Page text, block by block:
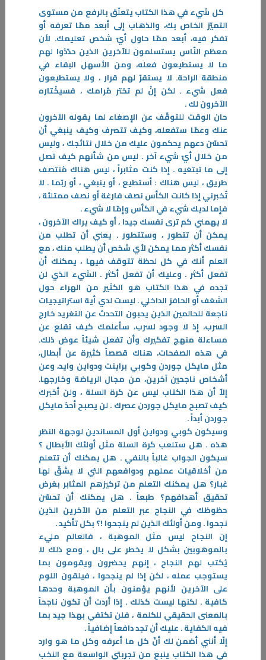
صوت الاحتفال بالوطن. غير أن الوطنية في جوهرها
الكويتيون فرجانهم ومهنهم
الكتاب عبارة عن رسالة موجه لأبنائنا الذين لا يعرفون عن سيرة حياة الأوائل
وما هي عيشتهم ووضعهم بالماضي القريب الذي هو ما قبل النفط، فكانت
منازلهم ودواوينهم ودكاكينهم أكثرها من منتوج بلدهم
علاج التفكير الضاغط
إن الأشخاص الذين يعانون من التوتر وفرط التفكير الدائم يعانون دوماً من
تقلُب الصحة النفسية والسلبية الشديدة بداخلهم
كل شيء في هذا الكتاب يتعلّق بالرفع من مستوى
التميّز الخاص بك، والذهاب إلى أبعد ممّا تعرفه أو
تفكر فيه، أبعد ممّا حاول أيّ شخص تعليمك. لأن
معظم النّاس يستسلمون للآخرين الذين حدّدُوا لهم
ما لا يستطيعون فعله، ومن الأسهل البقاء في
منطقة الراحة. لا يستقرّ لهم قرار ، ولا يستطيعون
فعل شيء . لكن إنْ لم تختر مُرامك ، فسيخْتاره
الآخرون لك .
حان الوقت للتوقّف عن الإصغاء لما يقوله الآخرون
عنك وعمّا ستفعله، وكيف تتصرف وكيف ينبغي أن
تحسّن دعهم يحكمون عليك من خلال نتائجك ، وليس
من خلال أيّ شيء آخر . ليس من شأنهم كيف تصل
إلى ما تبتغيه . إذا كنت مثابراً ، ليس هناك مُنتصف
طريق ، ليس هناك : أستطيع ، أو ينبغي ، أو ربّما . لا
تُخبرني إذا كانت الكأس نصف فارغة أو نصف ممتلئة ،
فإما لديك شيء في الكأس وإمّا لا شيء .
لا يهمني كم ترى نفسك جيدا ، أو كيف يراك الآخرون ،
يمكن أن تتطور ، وستتطور . يعني أن تطلب من
نفسك أكثر مما يمكن لأي شخص أن يطلب منك ، مع
العلم أنك في كل لحظة تتوقف فيها ، يمكنك أن
تفعل أكثر . وعليك أن تفعل أكثر . الشيء الذي لن
تجده في هذا الكتاب هو الكثير من الهراء حول
الشغف أو الحافز الداخلي . ليست لدي أية استراتيجيات
ناجعة للحالمين الذين يحبون التحدث عن التغريد خارج
السرب، إذ لا وجود لسرب، سأعلمك كيف تقلع عن
مساءلة منهج تفكيرك وأن تفعل شيئاً عوض ذلك.
في هذه الصفحات، هناك قصصاً كثيرة عن أبطال،
مثل مايكل جوردن وكوبي براينت ودواين وايد، وعن
أشخاص ناجحين آخرين، من مجال الرياضة وخارجها.
إلاّ أن هذا الكتاب ليس عن كرة السلة ، ولن أخبرك
كيف تصبح مايكل جوردن عصرك . لن يصبح أحدٌ مايكل
جوردن أبداً .
وسيكون كوبي ودواين أول المساندين لوجهة النظر
هذه . هل ستلعب كرة السلة مثل أولئك الأبطال ؟
سيكون الجواب غالباً بالنفي . هل يمكنك أن تتعلم
من أخلاقيات عملهم ودوافعهم التي لا يشقّ لها
غبار؟ هل يمكنك التعلم من تركيزهم المثابر بغرض
تحقيق أهدافهم؟ طبعاً . هل يمكنك أن تحسّن
حظوظك في النجاح عبر التعلم من الآخرين الذين
نجحوا . ومن أولئك الذين لم ينجحوا !؟ بكل تأكيد .
إن النجاح ليس مثل الموهبة ، فالعالم مليء
بالموهوبين بشكل لا يخطر على بال ، ومع ذلك لا
يُكتب لهم النجاح ، إنهم يحضرون ويقومون بما
يستوجب عمله ، لكن إذا لم ينجحوا ، فيلقون اللوم
على الآخرين لأنهم يؤمنون بأن الموهبة وحدها
كافية . لكنها ليست كذلك . إذا أردت أن تكون ناجحاً
بالمعنى الحقيقي للكلمة ، فلن تكتفي بهذا جيد بما
فيه الكفاية . عليك أن تجد دافعاً إضافياً .
إلّا أنني أضمن لك أنّ كل ما أعرفه وكل ما هو وارد
في هذا الكتاب ينبع من تجربتي الواسعة مع النخب